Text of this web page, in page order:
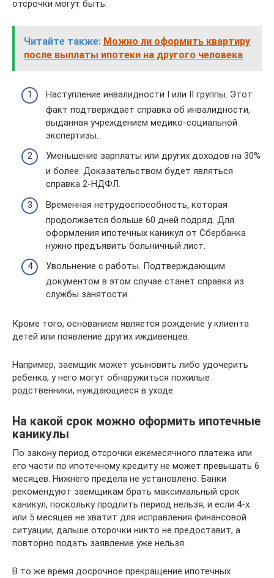
отсрочки могут быть:
Читайте также: Можно ли оформить квартиру
после выплаты ипотеки на другого человека
Наступление инвалидности I или II группы. Этот
факт подтверждает справка об инвалидности,
выданная учреждением медико-социальной
экспертизы.
Уменьшение зарплаты или других доходов на 30%
и более. Доказательством будет являться
справка 2-НДФЛ.
Временная нетрудоспособность, которая
продолжается больше 60 дней подряд. Для
оформления ипотечных каникул от Сбербанка
нужно предъявить больничный лист.
Увольнение с работы. Подтверждающим
документом в этом случае станет справка из
службы занятости.
Кроме того, основанием является рождение у клиента
детей или появление других иждивенцев.
Например, заемщик может усыновить либо удочерить
ребенка, у него могут обнаружиться пожилые
родственники, нуждающиеся в уходе.
На какой срок можно оформить ипотечные
каникулы
По закону период отсрочки ежемесячного платежа или
его части по ипотечному кредиту не может превышать 6
месяцев. Нижнего предела не установлено. Банки
рекомендуют заемщикам брать максимальный срок
каникул, поскольку продлить период нельзя, и если 4-х
или 5 месяцев не хватит для исправления финансовой
ситуации, дальше отсрочки никто не предоставит, а
повторно подать заявление уже нельзя.
В то же время досрочное прекращение ипотечных